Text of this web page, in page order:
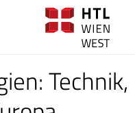
Technik,